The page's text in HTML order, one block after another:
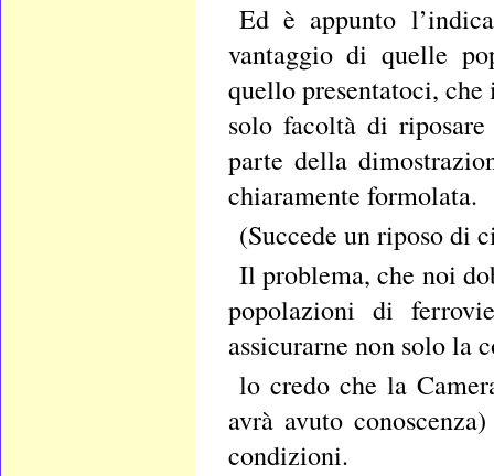
Ed è appunto
vantaggio di quelle
quello presentatoci,
solo facoltà di
parte della
chiaramente formolata.
(Succede un riposo di
Il problema, che noi
popolazioni di
assicurarne non solo la
lo credo che la
avrà avuto
condizioni.